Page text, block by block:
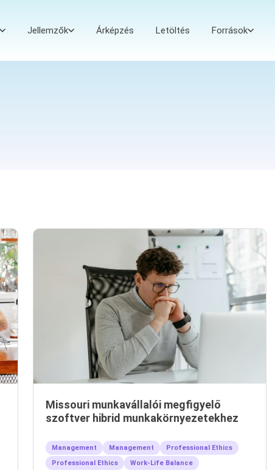
Jellemzők Árképzés Letöltés Források
Missouri munkavállalói megfigyelő
szoftver hibrid munkakörnyezetekhez
Management Management
Professional Ethics
Professional Ethics
Work-Life Balance